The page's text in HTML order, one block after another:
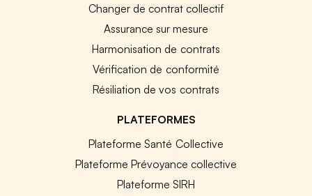
Changer de contrat collectif
Assurance sur mesure
Harmonisation de contrats
Vérification de conformité
Résiliation de vos contrats
PLATEFORMES
Plateforme Santé Collective
Plateforme Prévoyance collective
Plateforme SIRH